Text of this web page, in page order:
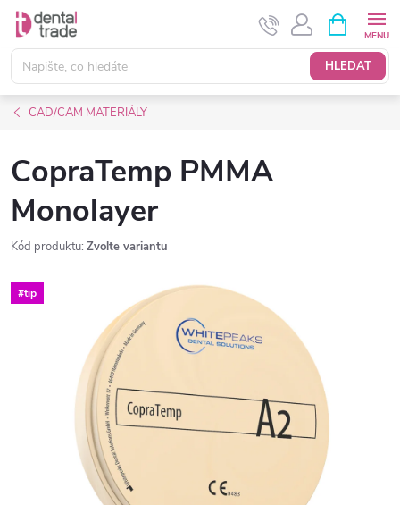
Přejít
obsah
HLEDAT
NÁKUPNÍ
KOŠÍK
CAD/CAM MATERIÁLY
CopraTemp PMMA
Monolayer
Kód produktu: Zvolte variantu
#tip